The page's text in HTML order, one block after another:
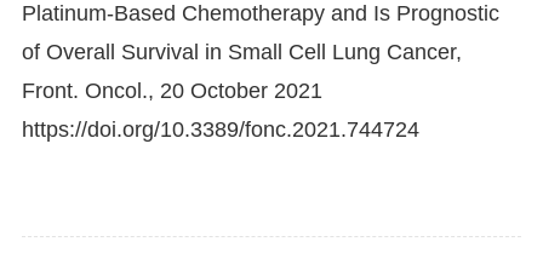
Platinum-Based Chemotherapy and Is Prognostic
of Overall Survival in Small Cell Lung Cancer,
Front. Oncol., 20 October 2021
https://doi.org/10.3389/fonc.2021.744724